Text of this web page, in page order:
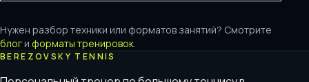
Нужен разбор техники или форматов занятий? Смотрите
блог и форматы тренировок.
BEREZOVSKY TENNIS